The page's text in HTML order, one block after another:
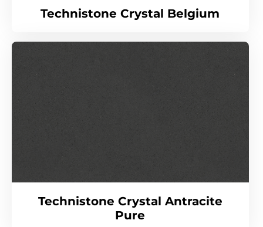
Technistone Crystal Belgium
Technistone Crystal Antracite
Pure